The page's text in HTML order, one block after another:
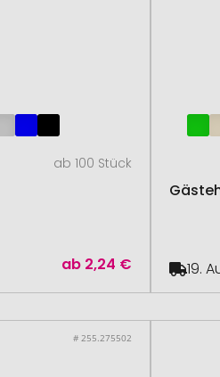
ab 100 Stück
ab 2,24 € 19.
# 255.275502